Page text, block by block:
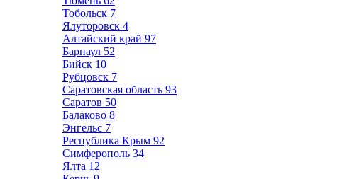
Тобольск 7
Ялуторовск 4
Алтайский край 97
Барнаул 52
Бийск 10
Рубцовск 7
Саратовская область 93
Саратов 50
Балаково 8
Энгельс 7
Республика Крым 92
Симферополь 34
Ялта 12